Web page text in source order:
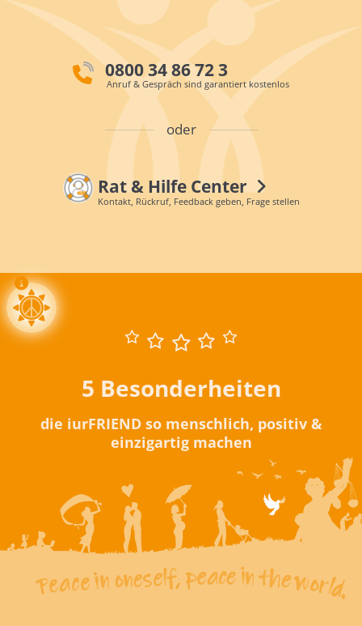
0800 34 86 72 3
Anruf & Gespräch sind garantiert kostenlos
oder
Rat & Hilfe Center
Kontakt, Rückruf, Feedback geben, Frage stellen
5 Besonderheiten
die iurFRIEND so menschlich, positiv &
einzigartig machen